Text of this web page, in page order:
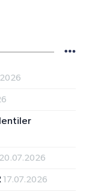
20.07.2026
17.07.2026